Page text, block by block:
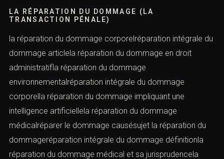
LA RÉPARATION DU DOMMAGE (LA
TRANSACTION PÉNALE)
la réparation du dommage corporelréparation intégrale du
dommage articlela réparation du dommage en droit
administratifla réparation du dommage
environnementalréparation intégrale du dommage
corporella réparation du dommage impliquant une
intelligence artificiellela réparation du dommage
médicalréparer le dommage causésujet la réparation du
dommageréparation intégrale du dommage définitionla
réparation du dommage médical et sa jurisprudencela